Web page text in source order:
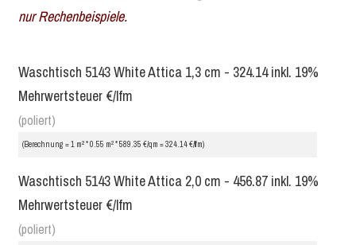
nur Rechenbeispiele.
Waschtisch 5143 White Attica 1,3 cm - 324.14 inkl. 19%
Mehrwertsteuer €/lfm
(poliert)
(Berechnung = 1 m2* 0.55 m2* 589.35 €/qm = 324.14 €/lfm)
Waschtisch 5143 White Attica 2,0 cm - 456.87 inkl. 19%
Mehrwertsteuer €/lfm
(poliert)